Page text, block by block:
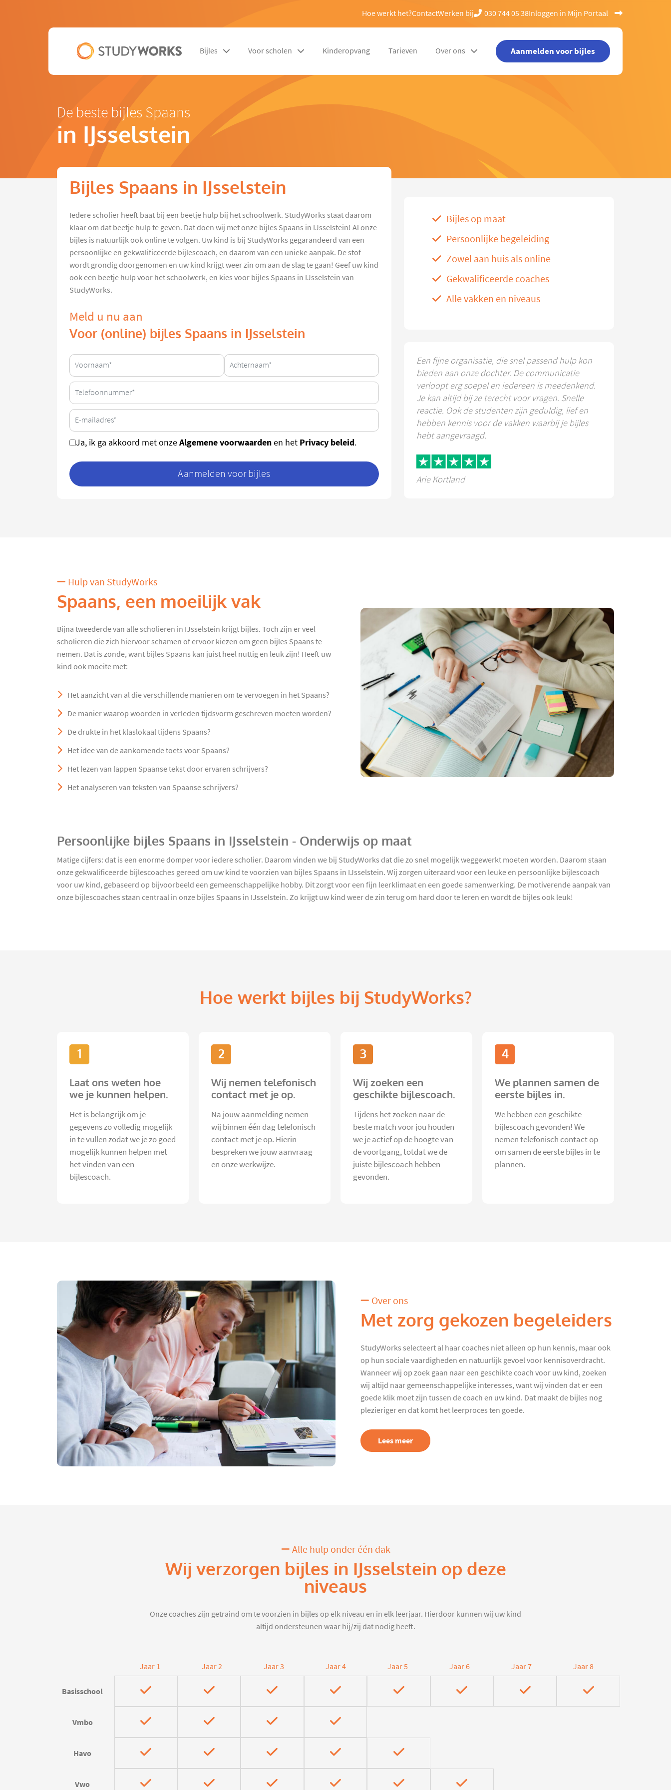
Hoe werkt het?ContactWerken bij 030 744 05 38Inloggen in Mijn Portaal
Bijles Voor scholen Kinderopvang Tarieven Over ons Aanmelden voor bijles
De beste bijles Spaans
in IJsselstein
Bijles Spaans in IJsselstein
Iedere scholier heeft baat bij een beetje hulp bij het schoolwerk. StudyWorks staat daarom
klaar om dat beetje hulp te geven. Dat doen wij met onze bijles Spaans in IJsselstein! Al onze
bijles is natuurlijk ook online te volgen. Uw kind is bij StudyWorks gegarandeerd van een
persoonlijke en gekwalificeerde bijlescoach, en daarom van een unieke aanpak. De stof
wordt grondig doorgenomen en uw kind krijgt weer zin om aan de slag te gaan! Geef uw kind
ook een beetje hulp voor het schoolwerk, en kies voor bijles Spaans in IJsselstein van
StudyWorks.
Meld u nu aan
Voor (online) bijles Spaans in IJsselstein
Ja, ik ga akkoord met onzeAlgemene voorwaardenen het Privacy beleid.
Aanmelden voor bijles
Bijles op maat
Persoonlijke begeleiding
Zowel aan huis als online
Gekwalificeerde coaches
Alle vakken en niveaus
Een fijne organisatie, die snel passend hulp kon
bieden aan onze dochter. De communicatie
verloopt erg soepel en iedereen is meedenkend.
Je kan altijd bij ze terecht voor vragen. Snelle
reactie. Ook de studenten zijn geduldig, lief en
hebben kennis voor de vakken waarbij je bijles
hebt aangevraagd.
Arie Kortland
Hulp van StudyWorks
Spaans, een moeilijk vak
Bijna tweederde van alle scholieren in IJsselstein krijgt bijles. Toch zijn er veel
scholieren die zich hiervoor schamen of ervoor kiezen om geen bijles Spaans te
nemen. Dat is zonde, want bijles Spaans kan juist heel nuttig en leuk zijn! Heeft uw
kind ook moeite met:
Het aanzicht van al die verschillende manieren om te vervoegen in het Spaans?
De manier waarop woorden in verleden tijdsvorm geschreven moeten worden?
De drukte in het klaslokaal tijdens Spaans?
Het idee van de aankomende toets voor Spaans?
Het lezen van lappen Spaanse tekst door ervaren schrijvers?
Het analyseren van teksten van Spaanse schrijvers?
Persoonlijke bijles Spaans in IJsselstein - Onderwijs op maat
Matige cijfers: dat is een enorme domper voor iedere scholier. Daarom vinden we bij StudyWorks dat die zo snel mogelijk weggewerkt moeten worden. Daarom staan
onze gekwalificeerde bijlescoaches gereed om uw kind te voorzien van bijles Spaans in IJsselstein. Wij zorgen uiteraard voor een leuke en persoonlijke bijlescoach
voor uw kind, gebaseerd op bijvoorbeeld een gemeenschappelijke hobby. Dit zorgt voor een fijn leerklimaat en een goede samenwerking. De motiverende aanpak van
onze bijlescoaches staan centraal in onze bijles Spaans in IJsselstein. Zo krijgt uw kind weer de zin terug om hard door te leren en wordt de bijles ook leuk!
Hoe werkt bijles bij StudyWorks?
1
Laat ons weten hoe
we je kunnen helpen.
Het is belangrijk om je
gegevens zo volledig mogelijk
in te vullen zodat we je zo goed
mogelijk kunnen helpen met
het vinden van een
bijlescoach.
2
Wij nemen telefonisch
contact met je op.
Na jouw aanmelding nemen
wij binnen één dag telefonisch
contact met je op. Hierin
bespreken we jouw aanvraag
en onze werkwijze.
3
Wij zoeken een
geschikte bijlescoach.
Tijdens het zoeken naar de
beste match voor jou houden
we je actief op de hoogte van
de voortgang, totdat we de
juiste bijlescoach hebben
gevonden.
4
We plannen samen de
eerste bijles in.
We hebben een geschikte
bijlescoach gevonden! We
nemen telefonisch contact op
om samen de eerste bijles in te
plannen.
Over ons
Met zorg gekozen begeleiders
StudyWorks selecteert al haar coaches niet alleen op hun kennis, maar ook
op hun sociale vaardigheden en natuurlijk gevoel voor kennisoverdracht.
Wanneer wij op zoek gaan naar een geschikte coach voor uw kind, zoeken
wij altijd naar gemeenschappelijke interesses, want wij vinden dat er een
goede klik moet zijn tussen de coach en uw kind. Dat maakt de bijles nog
plezieriger en dat komt het leerproces ten goede.
Lees meer
Alle hulp onder één dak
Wij verzorgen bijles in IJsselstein op deze
niveaus
Onze coaches zijn getraind om te voorzien in bijles op elk niveau en in elk leerjaar. Hierdoor kunnen wij uw kind
altijd ondersteunen waar hij/zij dat nodig heeft.
Jaar 1 Jaar 2 Jaar 3 Jaar 4 Jaar 5 Jaar 6 Jaar 7 Jaar 8
Basisschool
Vmbo
Havo
Vwo